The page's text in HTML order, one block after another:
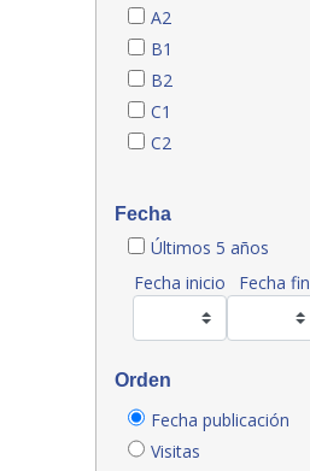
A2
B1
B2
C1
C2
Fecha
Últimos 5 años
Fecha inicio
Fecha fin
Orden
Fecha publicación
Visitas